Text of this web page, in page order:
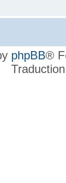
phpBB®